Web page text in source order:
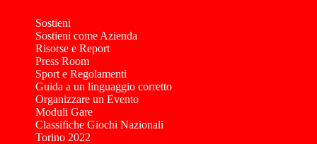
Sostieni
Sostieni come Azienda
Risorse e Report
Press Room
Sport e Regolamenti
Guida a un linguaggio corretto
Organizzare un Evento
Moduli Gare
Classifiche Giochi Nazionali
Torino 2022